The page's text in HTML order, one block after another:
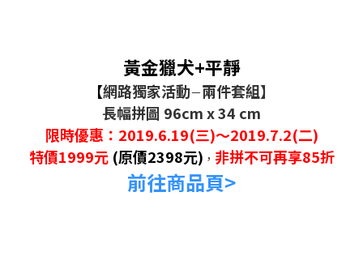
黃金獵犬+平靜
【網路獨家活動－兩件套組】
長幅拼圖 96cm x 34 cm
限時優惠：2019.6.19(三)～2019.7.2(二)
特價1999元 (原價2398元) ， ​非拼不可再享85折
前往商品頁>